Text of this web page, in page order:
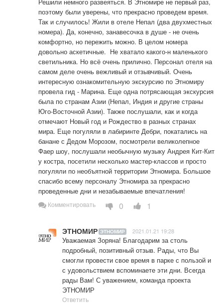
поэтому были уверены, что прекрасно проведем время.
Так и случилось! Жили в отеле Непал (два двухместных
номера). Да, конечно, занавесочка в душе - не очень
комфортно, но пережить можно. В целом номера
довольно аскетичные.  Не хватало какого-н маленького
светильника. Но всё очень прилично. Персонал отеля на
самом деле очень вежливый и отзывчивый. Очень
интересную ознакомительную экскурсию по Этномиру
провела гид - Марина. Еще одна потрясающая экскурсия
была по странам Азии (Непал, Индия и другие страны
Юго-Восточной Азии). Также послушали, как и когда
отмечают Новый год и Рождество в разных странах
мира. Еще погуляли в лабиринте Дебри, покатались на
банане с Дедом Морозом, посмотрели великолепное
Фаер шоу, послушали необычную музыку Андрея Кит-Кит
у костра, посетили несколько мастер-классов и просто
погуляли по необъятной территории Этномира. Большое
спасибо всему персоналу Этномира за прекрасно
проведенные дни и незабываемые впечатления!
Комментировать 0 1
ЭТНОМИР ЭТНОМИР 2021.01.21 19:28
Уважаемая Зоряна! Благодарим за столь
подробный, позитивный отзыв. Рады, что Вы
смогли провести свое время в парке с пользой и
с удовольствием вспоминаете эти дни. Всегда
рады Вам! С уважением, команда проекта
ЭТНОМИР
Ответить